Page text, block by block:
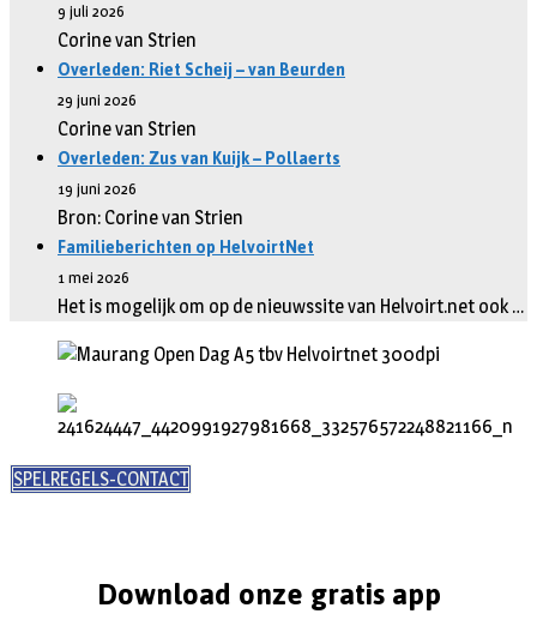
9 juli 2026
Corine van Strien
Overleden: Riet Scheij – van Beurden
29 juni 2026
Corine van Strien
Overleden: Zus van Kuijk – Pollaerts
19 juni 2026
Bron: Corine van Strien
Familieberichten op HelvoirtNet
1 mei 2026
Het is mogelijk om op de nieuwssite van Helvoirt.net ook …
SPELREGELS-CONTACT
Download onze gratis app